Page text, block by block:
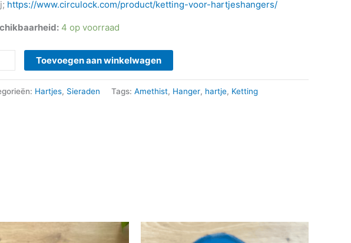
https://www.circulock.com/product/ketting-voor-hartjeshangers/
4 op voorraad
Toevoegen aan winkelwagen
Hartjes, Sieraden Tags: Amethist, Hanger, hartje, Ketting